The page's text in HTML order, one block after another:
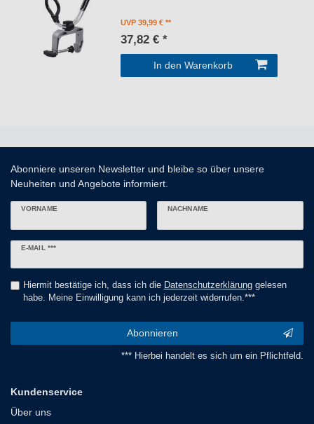
UVP 39,99 €
37,82 € *
In den Warenkorb
Abonniere unseren Newsletter und bleibe so über unsere
Neuheiten und Angebote informiert.
VORNAME NACHNAME
E-MAIL ***
Newsletter
Hiermit bestätige ich, dass ich die Daten­schutz­erklärunggelesen
habe. Meine Einwilligung kann ich jederzeit widerrufen.***
Abonnieren
*** Hierbei handelt es sich um ein Pflichtfeld.
Kundenservice
Über uns